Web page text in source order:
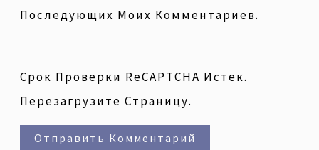
Последующих Моих Комментариев.
Срок Проверки ReCAPTCHA Истек.
Перезагрузите Страницу.